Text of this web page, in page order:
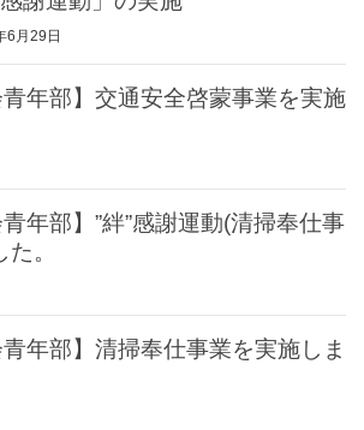
6月29日
青年部】交通安全啓蒙事業を実施
青年部】”絆”感謝運動(清掃奉仕事
。
青年部】清掃奉仕事業を実施しま